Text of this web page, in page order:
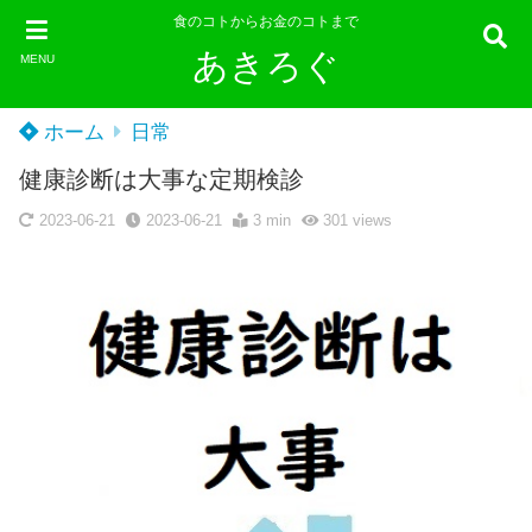
MENU
食のコトからお金のコトまで
あきろぐ
ホーム 日常
健康診断は大事な定期検診
2023-06-21 2023-06-21 3 min 301views